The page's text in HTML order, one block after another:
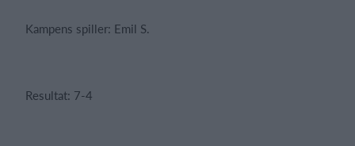
Kampens spiller: Emil S.
Resultat: 7-4